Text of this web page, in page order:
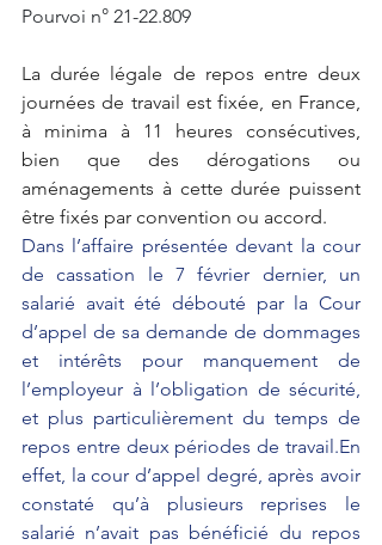
Pourvoi n° 21-22.809
La durée légale de repos entre deux
journées de travail est fixée, en France,
à minima à 11 heures consécutives,
bien que des dérogations ou
aménagements à cette durée puissent
être fixés par convention ou accord.
Dans l’affaire présentée devant la cour
de cassation le 7 février dernier, un
salarié avait été débouté par la Cour
d’appel de sa demande de dommages
et intérêts pour manquement de
l’employeur à l’obligation de sécurité,
et plus particulièrement du temps de
repos entre deux périodes de travail.En
effet, la cour d’appel degré, après avoir
constaté qu’à plusieurs reprises le
salarié n’avait pas bénéficié du repos